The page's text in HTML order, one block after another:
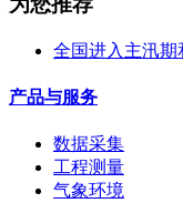
全国进入主汛
产品与服务
数据采集
工程测量
气象环境